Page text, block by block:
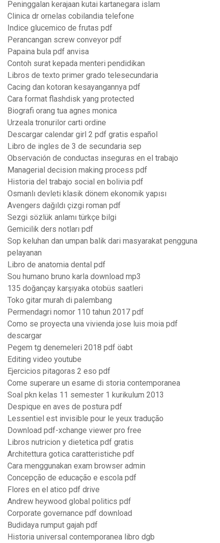
Peninggalan kerajaan kutai kartanegara islam
Clinica dr ornelas cobilandia telefone
Indice glucemico de frutas pdf
Perancangan screw conveyor pdf
Papaina bula pdf anvisa
Contoh surat kepada menteri pendidikan
Libros de texto primer grado telesecundaria
Cacing dan kotoran kesayangannya pdf
Cara format flashdisk yang protected
Biografi orang tua agnes monica
Urzeala tronurilor carti ordine
Descargar calendar girl 2 pdf gratis español
Libro de ingles de 3 de secundaria sep
Observación de conductas inseguras en el trabajo
Managerial decision making process pdf
Historia del trabajo social en bolivia pdf
Osmanlı devleti klasik dönem ekonomik yapısı
Avengers dağıldı çizgi roman pdf
Sezgi sözlük anlamı türkçe bilgi
Gemicilik ders notları pdf
Sop keluhan dan umpan balik dari masyarakat pengguna
pelayanan
Libro de anatomia dental pdf
Sou humano bruno karla download mp3
135 doğançay karşıyaka otobüs saatleri
Toko gitar murah di palembang
Permendagri nomor 110 tahun 2017 pdf
Como se proyecta una vivienda jose luis moia pdf
descargar
Pegem tg denemeleri 2018 pdf öabt
Editing video youtube
Ejercicios pitagoras 2 eso pdf
Come superare un esame di storia contemporanea
Soal pkn kelas 11 semester 1 kurikulum 2013
Despique en aves de postura pdf
Lessentiel est invisible pour le yeux tradução
Download pdf-xchange viewer pro free
Libros nutricion y dietetica pdf gratis
Architettura gotica caratteristiche pdf
Cara menggunakan exam browser admin
Concepção de educação e escola pdf
Flores en el atico pdf drive
Andrew heywood global politics pdf
Corporate governance pdf download
Budidaya rumput gajah pdf
Historia universal contemporanea libro dgb